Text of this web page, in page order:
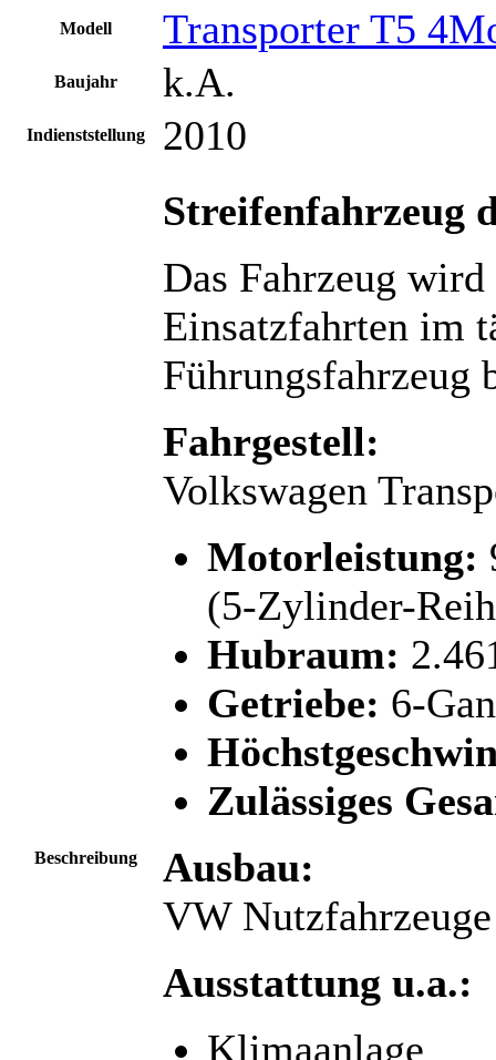
Modell Transporter T5
Baujahr k.A.
Indienststellung 2010
Beschreibung
Streifenfahrzeug
Das Fahrzeug
Einsatzfahrten im
Führungsfahrzeug
Fahrgestell:
Volkswagen
Motorleistung:
(5-Zylinder-
Hubraum:
Getriebe: 6-
Zulässiges
Ausbau:
VW Nutzfahrzeuge
Ausstattung u.a.:
Klimaanlage